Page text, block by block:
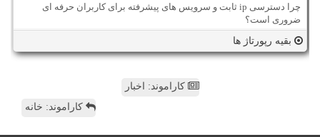
چرا دسترسی ip ثابت و سرویس های پیشرفته برای کاربران حرفه ای
ضروری است؟
بقیه رپورتاژ ها
کاراموند: اخبار
کاراموند: خانه